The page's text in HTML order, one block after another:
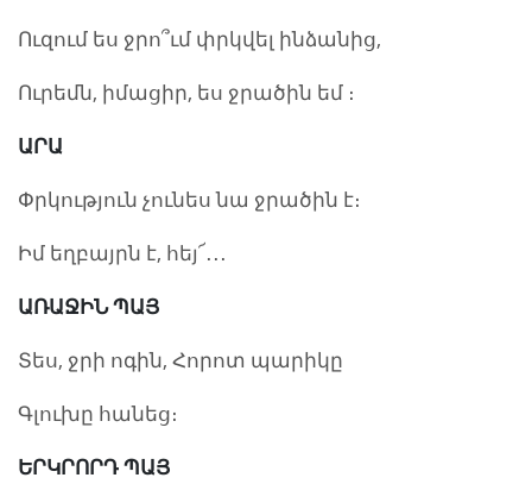
Ուզում ես ջրո՞ւմ փրկվել ինձանից,
Ուրեմն, իմացիր, ես ջրածին եմ ։
ԱՐԱ
Փրկություն չունես նա ջրածին է։
Իմ եղբայրն է, հեյ՜․․․
ԱՌԱՋԻՆ ՊԱՅ
Տես, ջրի ոգին, Հորոտ պարիկը
Գլուխը հանեց։
ԵՐԿՐՈՐԴ ՊԱՅ